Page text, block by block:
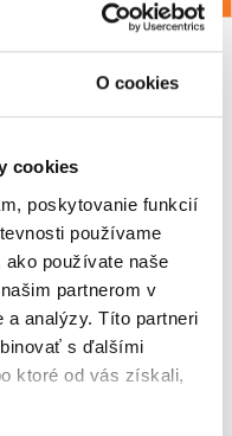
O cookies
cookies
poskytovanie funkcií
používame
používate naše
partnerom v
analýzy. Títo partneri
s ďalšími
ktoré od vás získali,